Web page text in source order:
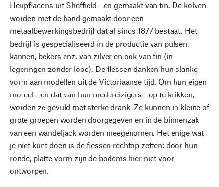
Heupflacons uit Sheffield - en gemaakt van tin. De kolven
worden met de hand gemaakt door een
metaalbewerkingsbedrijf dat al sinds 1877 bestaat. Het
bedrijf is gespecialiseerd in de productie van pulsen,
kannen, bekers enz. van zilver en ook van tin (in
legeringen zonder lood). De flessen danken hun slanke
vorm aan modellen uit de Victoriaanse tijd. Om hun eigen
moreel - en dat van hun medereizigers - op te krikken,
worden ze gevuld met sterke drank. Ze kunnen in kleine of
grote groepen worden doorgegeven en in de binnenzak
van een wandeljack worden meegenomen. Het enige wat
je niet kunt doen is de flessen rechtop zetten: door hun
ronde, platte vorm zijn de bodems hier niet voor
ontworpen.